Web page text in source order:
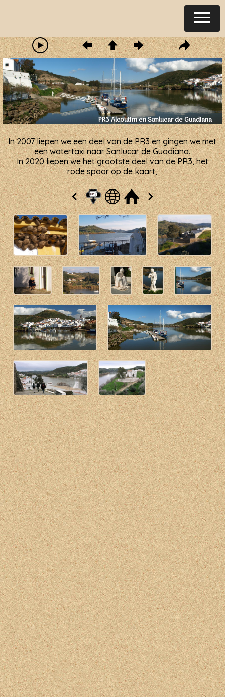
PR3 Alcoutim en Sanlucar de Guadiana
In 2007 liepen we een deel van de PR3 en gingen we met
een watertaxi naar Sanlucar de Guadiana.
In 2020 liepen we het grootste deel van de PR3, het
rode spoor op de kaart,